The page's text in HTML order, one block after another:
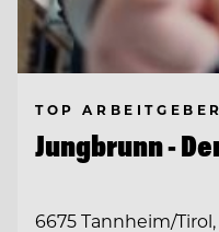
TOP ARBEITGEBER
Jungbrunn -
6675 Tannheim/